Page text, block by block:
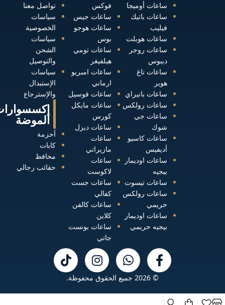
تواصل معنا
سياسات
الخصوصية
سياسات
الشحن
والتوصيل
سياسات
الإستبدال
والإسترجاع
الموضة
أحزمة
كابات
محافظ
حقائب رجالي
فوكس
ساعات جيس
ساعات هوجو
بوس
ساعات تومي
هيلفيغر
ساعات امبريو
ارماني
ساعات فوسيل
ساعات مايكل
كورس
ساعات ديزل
ساعات
مازيراتي
ساعات
لاكوست
ساعات جست
كفالي
ساعات كالفن
كلاين
ساعات بونست
جاتي
ساعات أوميجا
ساعات باتيك
فيليب
ساعات هوبلت
ساعات روجر
ديبوس
ساعات تاغ
هوير
ساعات بانيراي
ساعات رولكس
ساعات جي
شوك
ساعات كاسيو
أديفيس
ساعات اوديمار
بيجيه
ساعات تيسوت
ساعات رولكس
حريمي
ساعات اوديمار
بيجيه حريمي
© 2026 جميع الحقوق محفوظة.